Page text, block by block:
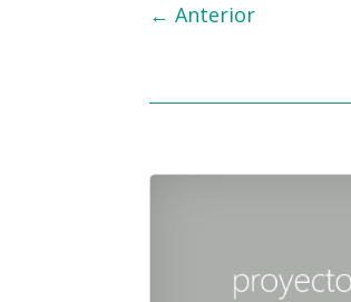
←Anterior